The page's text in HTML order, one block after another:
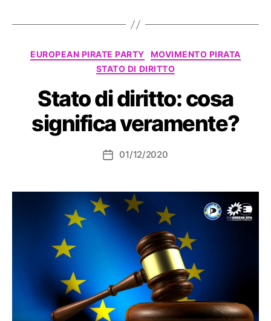
Categorie
EUROPEAN PIRATE PARTY
MOVIMENTO PIRATA
STATO DI DIRITTO
Stato di diritto: cosa
significa veramente?
Data01/12/2020